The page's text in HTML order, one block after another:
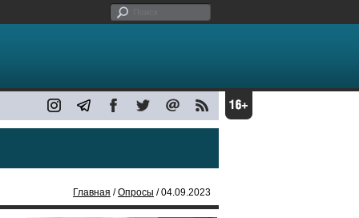
Главная /Опросы / 04.09.2023